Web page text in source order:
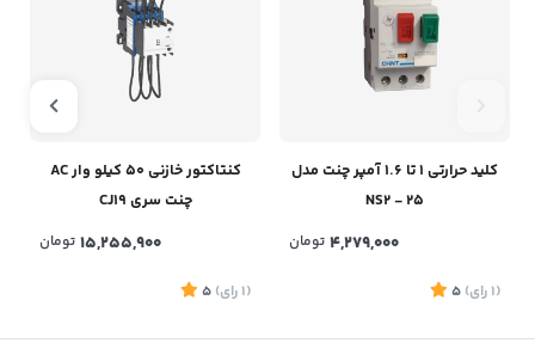
کلید حرارتی 1 تا 1.6 آمپر چنت مدل
NS2 - 25
4,279,000 تومان
(1 رای)
5
کنتاکتور خازنی 50 کیلو وار AC
چنت سری CJ19
15,255,900 تومان
(1 رای)
5